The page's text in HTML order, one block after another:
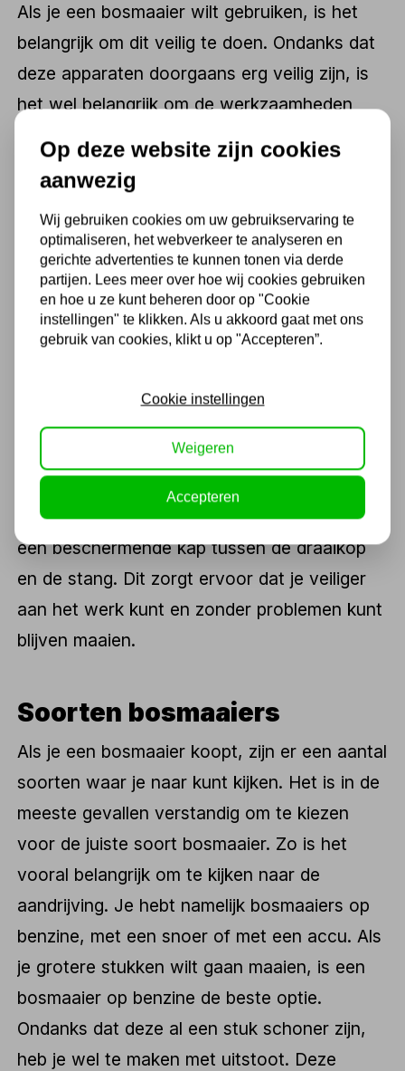
Als je een bosmaaier wilt gebruiken, is het
belangrijk om dit veilig te doen. Ondanks dat
deze apparaten doorgaans erg veilig zijn, is
het wel belangrijk om de werkzaamheden
gebruik van een bosmaaier puin omhoog kan
schieten, is het handig om handschoenen,
een veiligheidsbril en een lange broek aan te
hebben. Verder is het ook belangrijk om goed
met het apparaat overweg te kunnen.
ontworpen. Bij deze bosmaaiers kan er gras
en onkruid zich rond de draaikop wikkelen.
Daarom is het aan te raden om te zoeken
naar een model die dit niet heeft. De beste
optie die je hiervoor hebt, is een model met
een beschermende kap tussen de draaikop
en de stang. Dit zorgt ervoor dat je veiliger
aan het werk kunt en zonder problemen kunt
blijven maaien.
Soorten bosmaaiers
Als je een bosmaaier koopt, zijn er een aantal
soorten waar je naar kunt kijken. Het is in de
meeste gevallen verstandig om te kiezen
voor de juiste soort bosmaaier. Zo is het
vooral belangrijk om te kijken naar de
aandrijving. Je hebt namelijk bosmaaiers op
benzine, met een snoer of met een accu. Als
je grotere stukken wilt gaan maaien, is een
bosmaaier op benzine de beste optie.
Ondanks dat deze al een stuk schoner zijn,
heb je wel te maken met uitstoot. Deze
Op deze website zijn cookies
aanwezig
Wij gebruiken cookies om uw gebruikservaring te
optimaliseren, het webverkeer te analyseren en
gerichte advertenties te kunnen tonen via derde
partijen. Lees meer over hoe wij cookies gebruiken
en hoe u ze kunt beheren door op "Cookie
instellingen" te klikken. Als u akkoord gaat met ons
gebruik van cookies, klikt u op "Accepteren”.
Cookie instellingen
Weigeren
Accepteren